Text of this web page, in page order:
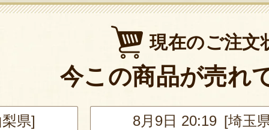
現在のご注文
今この商品が売れ
県] 8月9日 20:19 [埼玉